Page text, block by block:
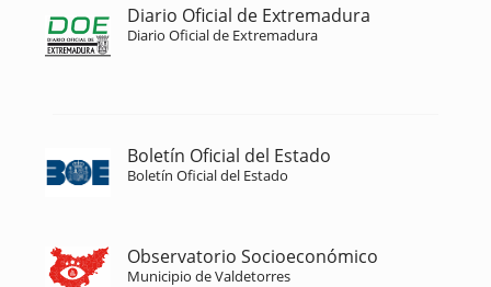
Diario Oficial de Extremadura
Diario Oficial de Extremadura
Boletín Oficial del Estado
Boletín Oficial del Estado
Observatorio Socioeconómico
Municipio de Valdetorres